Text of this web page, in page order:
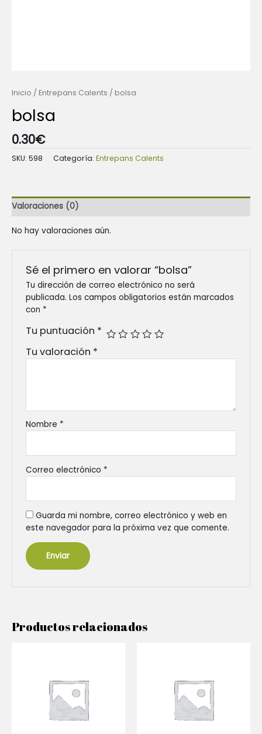
Inicio / Entrepans Calents / bolsa
bolsa
0.30€
SKU: 598 Categoría: Entrepans Calents
Valoraciones (0)
No hay valoraciones aún.
Sé el primero en valorar “bolsa”
Tu dirección de correo electrónico no será
publicada. Los campos obligatorios están marcados
con *
Tu puntuación *
Tu valoración *
Nombre *
Correo electrónico *
Guarda mi nombre, correo electrónico y web en
este navegador para la próxima vez que comente.
Productos relacionados